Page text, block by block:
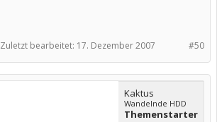
#50
Zuletzt bearbeitet: 17. Dezember 2007
Kaktus
Wandelnde HDD
Themenstarter